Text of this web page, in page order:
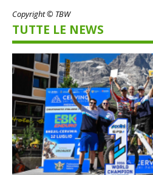
Copyright © TBW
TUTTE LE NEWS